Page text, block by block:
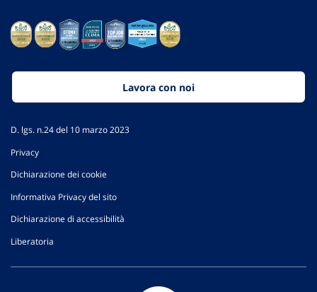
Lavora con noi
D. lgs. n.24 del 10 marzo 2023
Privacy
Dichiarazione dei cookie
Informativa Privacy del sito
Dichiarazione di accessibilità
Liberatoria